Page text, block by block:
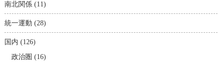
南北関係(11)
統一運動 (28)
国内 (126)
政治圏 (16)